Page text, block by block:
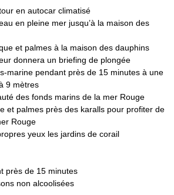
en autocar climatisé
en pleine mer jusqu’à la maison des
et palmes à la maison des dauphins
donnera un briefing de plongée
marine pendant près de 15 minutes à une
9 mètres
des fonds marins de la mer Rouge
et palmes près des karalls pour profiter de
Rouge
yeux les jardins de corail
près de 15 minutes
non alcoolisées